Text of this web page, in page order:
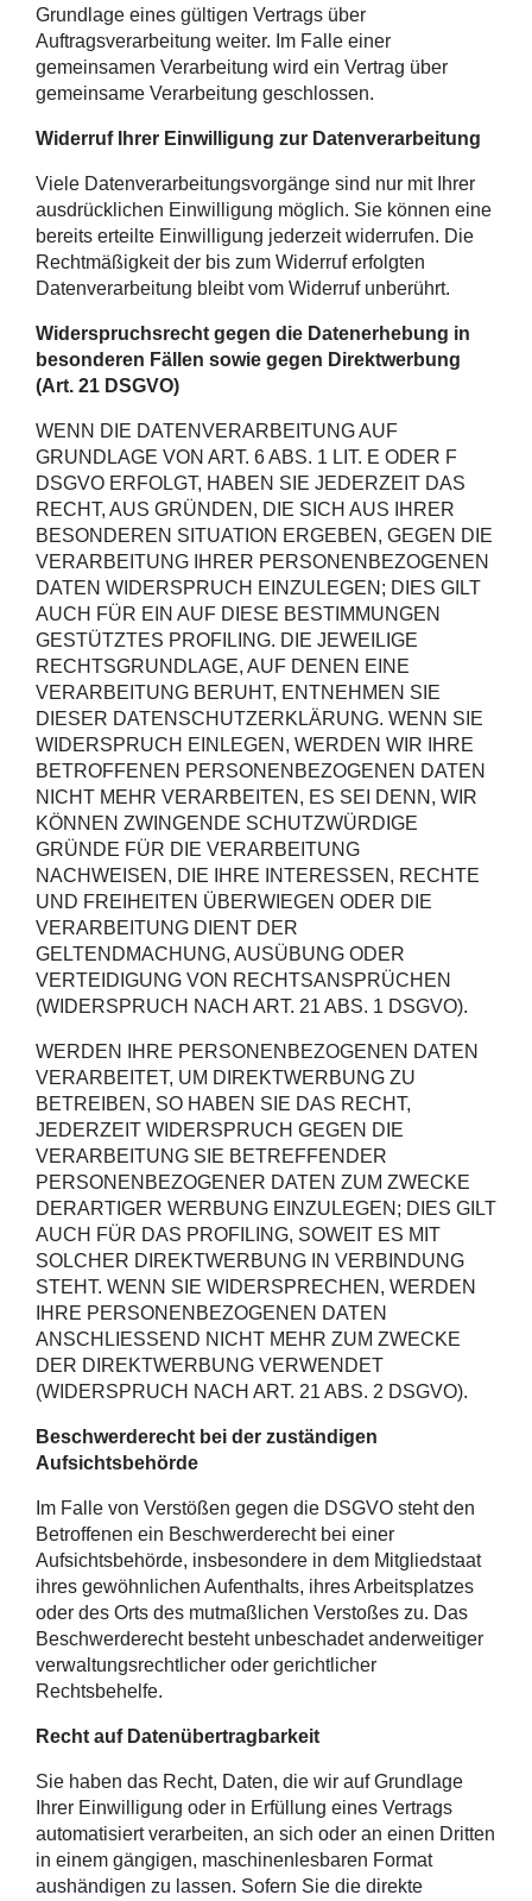
Grundlage eines gültigen Vertrags über
Auftragsverarbeitung weiter. Im Falle einer
gemeinsamen Verarbeitung wird ein Vertrag über
gemeinsame Verarbeitung geschlossen.
Widerruf Ihrer Einwilligung zur Datenverarbeitung
Viele Datenverarbeitungsvorgänge sind nur mit Ihrer
ausdrücklichen Einwilligung möglich. Sie können eine
bereits erteilte Einwilligung jederzeit widerrufen. Die
Rechtmäßigkeit der bis zum Widerruf erfolgten
Datenverarbeitung bleibt vom Widerruf unberührt.
Widerspruchsrecht gegen die Datenerhebung in
besonderen Fällen sowie gegen Direktwerbung
(Art. 21 DSGVO)
WENN DIE DATENVERARBEITUNG AUF
GRUNDLAGE VON ART. 6 ABS. 1 LIT. E ODER F
DSGVO ERFOLGT, HABEN SIE JEDERZEIT DAS
RECHT, AUS GRÜNDEN, DIE SICH AUS IHRER
BESONDEREN SITUATION ERGEBEN, GEGEN DIE
VERARBEITUNG IHRER PERSONENBEZOGENEN
DATEN WIDERSPRUCH EINZULEGEN; DIES GILT
AUCH FÜR EIN AUF DIESE BESTIMMUNGEN
GESTÜTZTES PROFILING. DIE JEWEILIGE
RECHTSGRUNDLAGE, AUF DENEN EINE
VERARBEITUNG BERUHT, ENTNEHMEN SIE
DIESER DATENSCHUTZERKLÄRUNG. WENN SIE
WIDERSPRUCH EINLEGEN, WERDEN WIR IHRE
BETROFFENEN PERSONENBEZOGENEN DATEN
NICHT MEHR VERARBEITEN, ES SEI DENN, WIR
KÖNNEN ZWINGENDE SCHUTZWÜRDIGE
GRÜNDE FÜR DIE VERARBEITUNG
NACHWEISEN, DIE IHRE INTERESSEN, RECHTE
UND FREIHEITEN ÜBERWIEGEN ODER DIE
VERARBEITUNG DIENT DER
GELTENDMACHUNG, AUSÜBUNG ODER
VERTEIDIGUNG VON RECHTSANSPRÜCHEN
(WIDERSPRUCH NACH ART. 21 ABS. 1 DSGVO).
WERDEN IHRE PERSONENBEZOGENEN DATEN
VERARBEITET, UM DIREKTWERBUNG ZU
BETREIBEN, SO HABEN SIE DAS RECHT,
JEDERZEIT WIDERSPRUCH GEGEN DIE
VERARBEITUNG SIE BETREFFENDER
PERSONENBEZOGENER DATEN ZUM ZWECKE
DERARTIGER WERBUNG EINZULEGEN; DIES GILT
AUCH FÜR DAS PROFILING, SOWEIT ES MIT
SOLCHER DIREKTWERBUNG IN VERBINDUNG
STEHT. WENN SIE WIDERSPRECHEN, WERDEN
IHRE PERSONENBEZOGENEN DATEN
ANSCHLIESSEND NICHT MEHR ZUM ZWECKE
DER DIREKTWERBUNG VERWENDET
(WIDERSPRUCH NACH ART. 21 ABS. 2 DSGVO).
Beschwerderecht bei der zuständigen
Aufsichtsbehörde
Im Falle von Verstößen gegen die DSGVO steht den
Betroffenen ein Beschwerderecht bei einer
Aufsichtsbehörde, insbesondere in dem Mitgliedstaat
ihres gewöhnlichen Aufenthalts, ihres Arbeitsplatzes
oder des Orts des mutmaßlichen Verstoßes zu. Das
Beschwerderecht besteht unbeschadet anderweitiger
verwaltungsrechtlicher oder gerichtlicher
Rechtsbehelfe.
Recht auf Datenübertragbarkeit
Sie haben das Recht, Daten, die wir auf Grundlage
Ihrer Einwilligung oder in Erfüllung eines Vertrags
automatisiert verarbeiten, an sich oder an einen Dritten
in einem gängigen, maschinenlesbaren Format
aushändigen zu lassen. Sofern Sie die direkte